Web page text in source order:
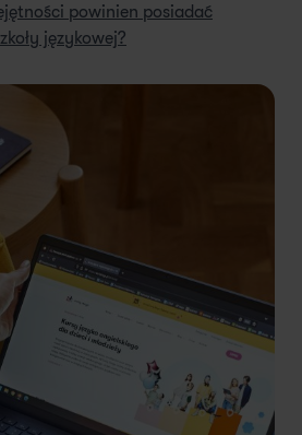
powinien posiadać
językowej?